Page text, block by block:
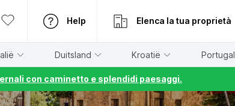
Help Elenca la tua proprietà
Duitsland Kroatië Portugal
con caminetto e splendidi paesaggi.